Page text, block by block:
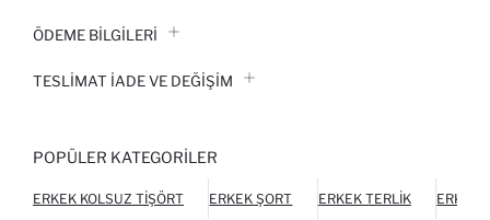
ÖDEME BİLGİLERİ
TESLIMAT İADE VE DEĞIŞIM
POPÜLER KATEGORILER
ERKEK KOLSUZ TIŞÖRT ERKEK ŞORT ERKEK TERLIK ERKEK